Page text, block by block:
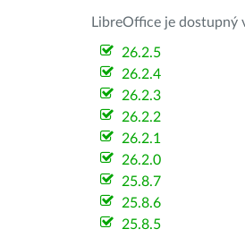
LibreOffice je dostupný
26.2.5
26.2.4
26.2.3
26.2.2
26.2.1
26.2.0
25.8.7
25.8.6
25.8.5